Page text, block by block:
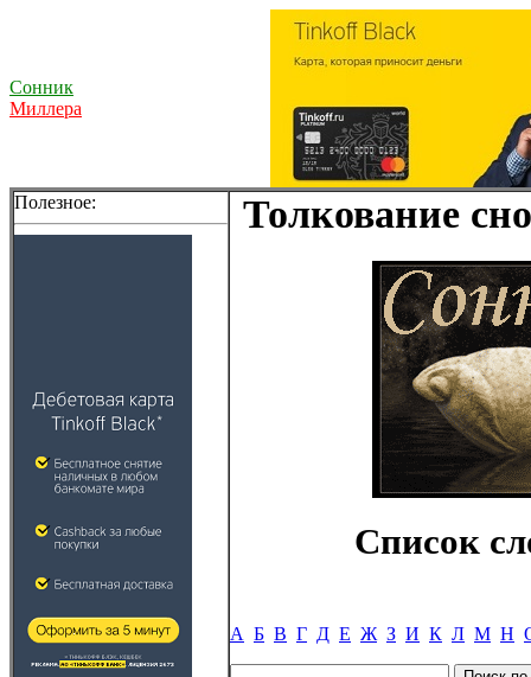
Сонник
Миллера
Полезное: Толкование
Список
А Б В Г Д Е Ж З И К Л М Н